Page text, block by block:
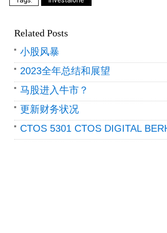
Related Posts
小股风暴
2023全年总结和展望
马股进入牛市？
更新财务状况
CTOS 5301 CTOS DIGITAL